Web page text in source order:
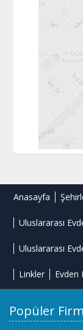
Anasayfa
Uluslararası
Uluslararası
Linkler Evden
Popüler